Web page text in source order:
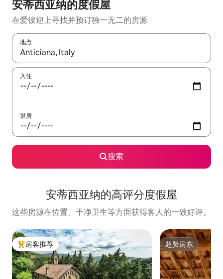
安蒂西亚纳的度假屋
在爱彼迎上寻找并预订独一无二的房源
地点
如有搜索结果，请使用上下方向键查看，或通过点击或滑动手势
入住
退房
搜索
安蒂西亚纳的高评分度假屋
这些房源在位置、干净卫生等方面获得客人的一致好评。
热门「房客推荐」
房客推荐 超赞房东
超赞房东